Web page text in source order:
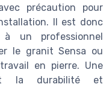
précaution pour
Il est donc
un professionnel
le granit Sensa ou
en pierre. Une
la durabilité et